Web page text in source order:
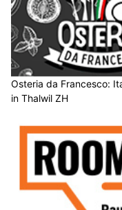
Osteria da Francesco:
in Thalwil ZH